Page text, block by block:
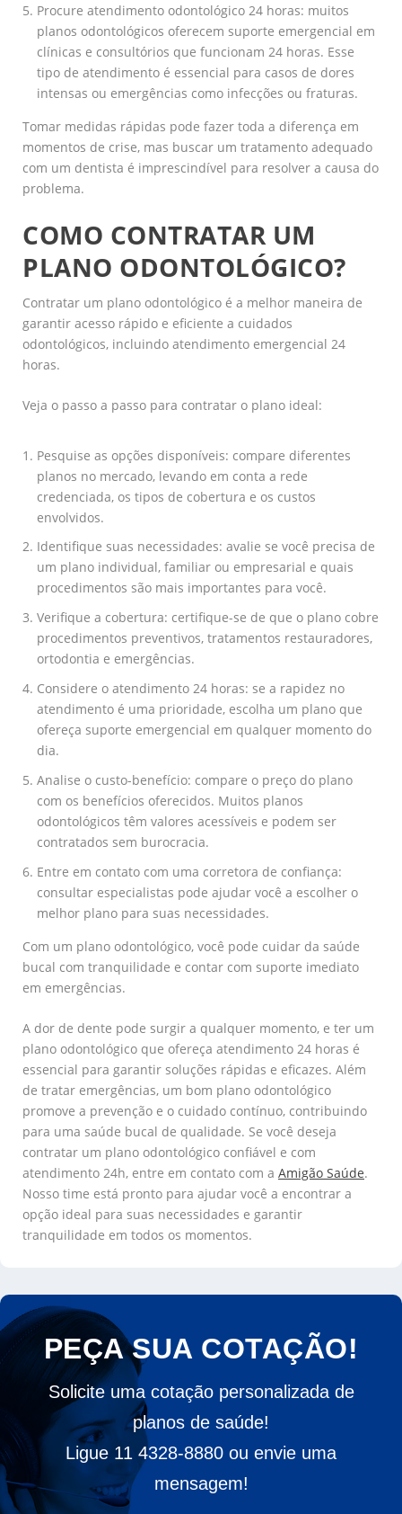
Procure atendimento odontológico 24 horas: muitos
planos odontológicos oferecem suporte emergencial em
clínicas e consultórios que funcionam 24 horas. Esse
tipo de atendimento é essencial para casos de dores
intensas ou emergências como infecções ou fraturas.
Tomar medidas rápidas pode fazer toda a diferença em
momentos de crise, mas buscar um tratamento adequado
com um dentista é imprescindível para resolver a causa do
problema.
COMO CONTRATAR UM
PLANO ODONTOLÓGICO?
Contratar um plano odontológico é a melhor maneira de
garantir acesso rápido e eficiente a cuidados
odontológicos, incluindo atendimento emergencial 24
horas.
Veja o passo a passo para contratar o plano ideal:
Pesquise as opções disponíveis: compare diferentes
planos no mercado, levando em conta a rede
credenciada, os tipos de cobertura e os custos
envolvidos.
Identifique suas necessidades: avalie se você precisa de
um plano individual, familiar ou empresarial e quais
procedimentos são mais importantes para você.
Verifique a cobertura: certifique-se de que o plano cobre
procedimentos preventivos, tratamentos restauradores,
ortodontia e emergências.
Considere o atendimento 24 horas: se a rapidez no
atendimento é uma prioridade, escolha um plano que
ofereça suporte emergencial em qualquer momento do
dia.
Analise o custo-benefício: compare o preço do plano
com os benefícios oferecidos. Muitos planos
odontológicos têm valores acessíveis e podem ser
contratados sem burocracia.
Entre em contato com uma corretora de confiança:
consultar especialistas pode ajudar você a escolher o
melhor plano para suas necessidades.
Com um plano odontológico, você pode cuidar da saúde
bucal com tranquilidade e contar com suporte imediato
em emergências.
A dor de dente pode surgir a qualquer momento, e ter um
plano odontológico que ofereça atendimento 24 horas é
essencial para garantir soluções rápidas e eficazes. Além
de tratar emergências, um bom plano odontológico
promove a prevenção e o cuidado contínuo, contribuindo
para uma saúde bucal de qualidade. Se você deseja
contratar um plano odontológico confiável e com
atendimento 24h, entre em contato com a Amigão Saúde.
Nosso time está pronto para ajudar você a encontrar a
opção ideal para suas necessidades e garantir
tranquilidade em todos os momentos.
PEÇA SUA COTAÇÃO!
Solicite uma cotação personalizada de
planos de saúde!
Ligue 11 4328-8880 ou envie uma
mensagem!